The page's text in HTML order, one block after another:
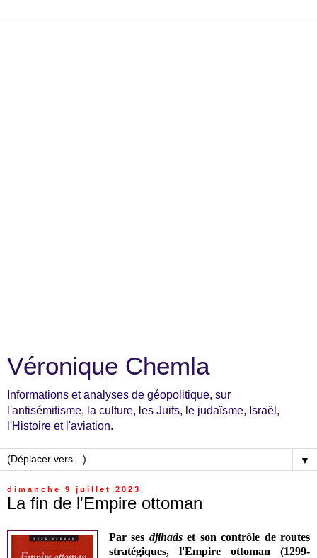
Véronique Chemla
Informations et analyses de géopolitique, sur
l'antisémitisme, la culture, les Juifs, le judaïsme, Israël,
l'Histoire et l'aviation.
▼
dimanche 9 juillet 2023
La fin de l'Empire ottoman
Par ses djihads et son contrôle de routes
stratégiques, l'Empire ottoman (1299-